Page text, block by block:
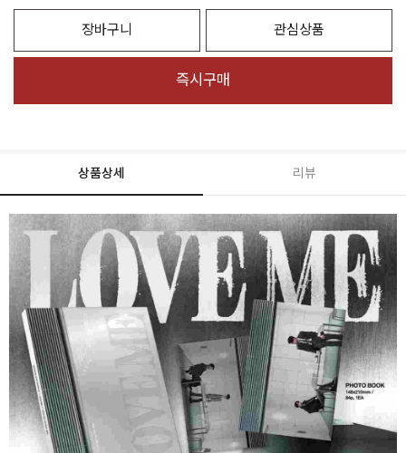
장바구니 관심상품
즉시구매
상품상세 리뷰